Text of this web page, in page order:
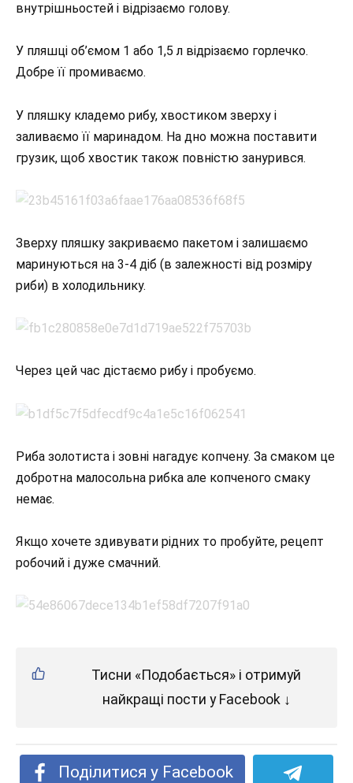
внутрішньостей і відрізаємо голову.
У пляшці об’ємом 1 або 1,5 л відрізаємо горлечко.
Добре її промиваємо.
У пляшку кладемо рибу, хвостиком зверху і
заливаємо її маринадом. На дно можна поставити
грузик, щоб хвостик також повністю занурився.
Зверху пляшку закриваємо пакетом і залишаємо
маринуються на 3-4 діб (в залежності від розміру
риби) в холодильнику.
Через цей час дістаємо рибу і пробуємо.
Риба золотиста і зовні нагадує копчену. За смаком це
добротна малосольна рибка але копченого смаку
немає.
Якщо хочете здивувати рідних то пробуйте, рецепт
робочий і дуже смачний.
Тисни «Подобається» і отримуй
найкращі пости у Facebook ↓
Поділитися у Facebook